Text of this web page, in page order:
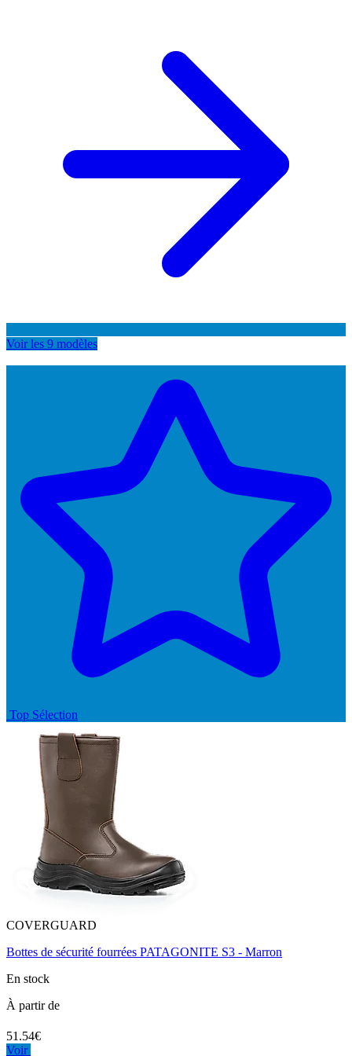
Voir les 9 modèles
Top Sélection
COVERGUARD
Bottes de sécurité fourrées PATAGONITE S3 - Marron
En stock
À partir de
51.54€
Voir